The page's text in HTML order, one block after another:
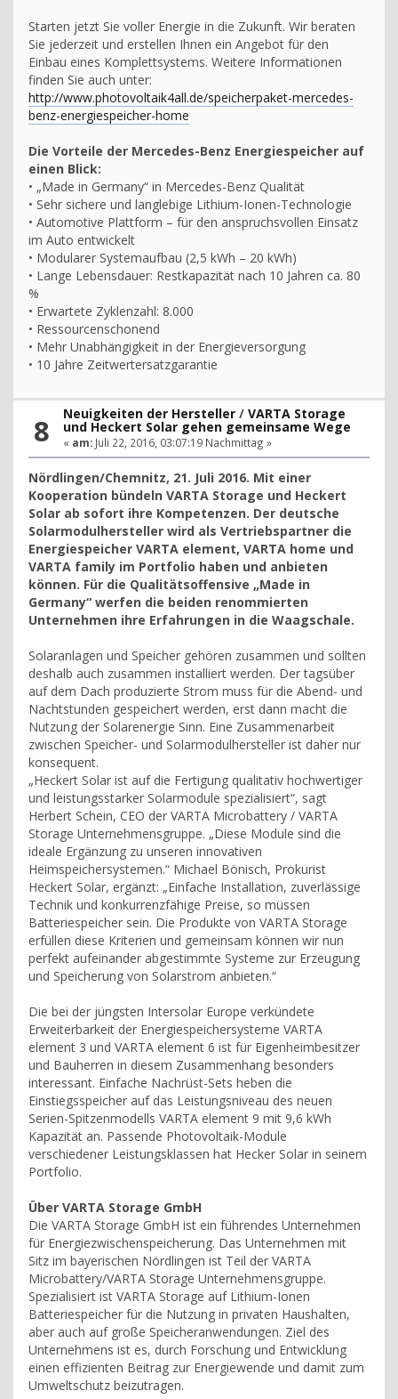
Starten jetzt Sie voller Energie in die Zukunft. Wir beraten
Sie jederzeit und erstellen Ihnen ein Angebot für den
Einbau eines Komplettsystems. Weitere Informationen
finden Sie auch unter:
http://www.photovoltaik4all.de/speicherpaket-mercedes-
benz-energiespeicher-home
Die Vorteile der Mercedes-Benz Energiespeicher auf
einen Blick:
• „Made in Germany“ in Mercedes-Benz Qualität
• Sehr sichere und langlebige Lithium-Ionen-Technologie
• Automotive Plattform – für den anspruchsvollen Einsatz
im Auto entwickelt
• Modularer Systemaufbau (2,5 kWh – 20 kWh)
• Lange Lebensdauer: Restkapazität nach 10 Jahren ca. 80
%
• Erwartete Zyklenzahl: 8.000
• Ressourcenschonend
• Mehr Unabhängigkeit in der Energieversorgung
• 10 Jahre Zeitwertersatzgarantie
8 Neuigkeiten der Hersteller /VARTA Storage
und Heckert Solar gehen gemeinsame Wege
« am: Juli 22, 2016, 03:07:19 Nachmittag »
Nördlingen/Chemnitz, 21. Juli 2016. Mit einer
Kooperation bündeln VARTA Storage und Heckert
Solar ab sofort ihre Kompetenzen. Der deutsche
Solarmodulhersteller wird als Vertriebspartner die
Energiespeicher VARTA element, VARTA home und
VARTA family im Portfolio haben und anbieten
können. Für die Qualitätsoffensive „Made in
Germany“ werfen die beiden renommierten
Unternehmen ihre Erfahrungen in die Waagschale.
Solaranlagen und Speicher gehören zusammen und sollten
deshalb auch zusammen installiert werden. Der tagsüber
auf dem Dach produzierte Strom muss für die Abend- und
Nachtstunden gespeichert werden, erst dann macht die
Nutzung der Solarenergie Sinn. Eine Zusammenarbeit
zwischen Speicher- und Solarmodulhersteller ist daher nur
konsequent.
„Heckert Solar ist auf die Fertigung qualitativ hochwertiger
und leistungsstarker Solarmodule spezialisiert“, sagt
Herbert Schein, CEO der VARTA Microbattery / VARTA
Storage Unternehmensgruppe. „Diese Module sind die
ideale Ergänzung zu unseren innovativen
Heimspeichersystemen.“ Michael Bönisch, Prokurist
Heckert Solar, ergänzt: „Einfache Installation, zuverlässige
Technik und konkurrenzfähige Preise, so müssen
Batteriespeicher sein. Die Produkte von VARTA Storage
erfüllen diese Kriterien und gemeinsam können wir nun
perfekt aufeinander abgestimmte Systeme zur Erzeugung
und Speicherung von Solarstrom anbieten.“
Die bei der jüngsten Intersolar Europe verkündete
Erweiterbarkeit der Energiespeichersysteme VARTA
element 3 und VARTA element 6 ist für Eigenheimbesitzer
und Bauherren in diesem Zusammenhang besonders
interessant. Einfache Nachrüst-Sets heben die
Einstiegsspeicher auf das Leistungsniveau des neuen
Serien-Spitzenmodells VARTA element 9 mit 9,6 kWh
Kapazität an. Passende Photovoltaik-Module
verschiedener Leistungsklassen hat Hecker Solar in seinem
Portfolio.
Über VARTA Storage GmbH
Die VARTA Storage GmbH ist ein führendes Unternehmen
für Energiezwischenspeicherung. Das Unternehmen mit
Sitz im bayerischen Nördlingen ist Teil der VARTA
Microbattery/VARTA Storage Unternehmensgruppe.
Spezialisiert ist VARTA Storage auf Lithium-Ionen
Batteriespeicher für die Nutzung in privaten Haushalten,
aber auch auf große Speicheranwendungen. Ziel des
Unternehmens ist es, durch Forschung und Entwicklung
einen effizienten Beitrag zur Energiewende und damit zum
Umweltschutz beizutragen.